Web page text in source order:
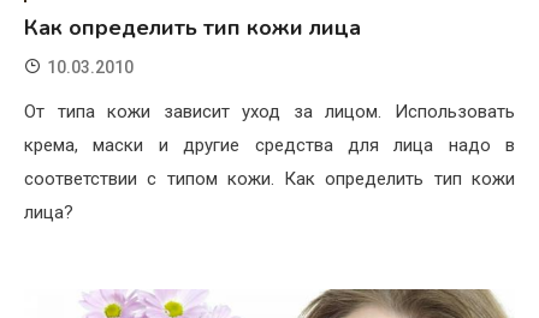
Как определить тип кожи лица
10.03.2010
От типа кожи зависит уход за лицом. Использовать
крема, маски и другие средства для лица надо в
соответствии с типом кожи. Как определить тип кожи
лица?